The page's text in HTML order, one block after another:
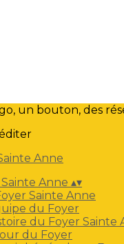
un bouton, des
Anne ▴▾
Sainte Anne
du Foyer
du Foyer Sainte
du Foyer